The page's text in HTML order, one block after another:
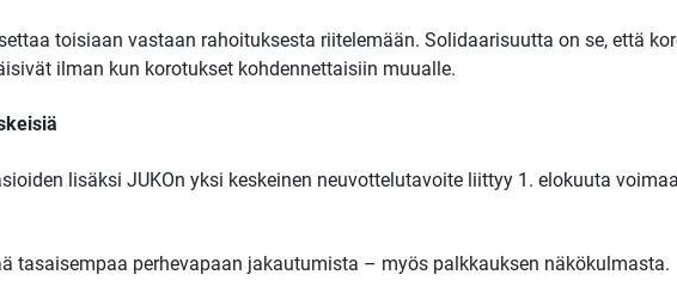
toisiaan vastaan rahoituksesta riitelemään. Solidaarisuutta on se, että
ilman kun korotukset kohdennettaisiin muualle.
lisäksi JUKOn yksi keskeinen neuvottelutavoite liittyy 1. elokuuta
tasaisempaa perhevapaan jakautumista – myös palkkauksen näkökulmasta.